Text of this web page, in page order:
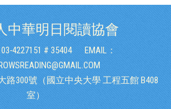
中華明日閱讀協會
4227151 # 35404
EMAIL：
路300號（國立中央大學 工程五館 B408
室）